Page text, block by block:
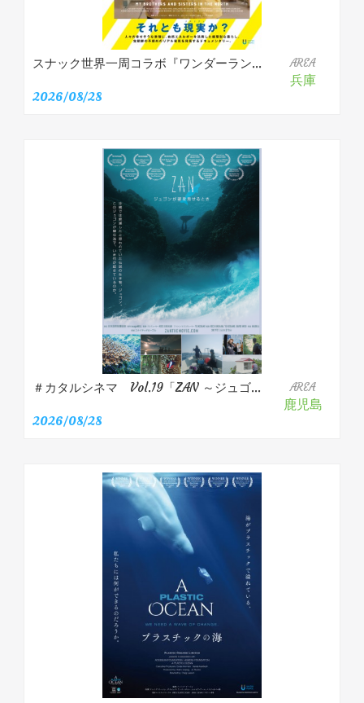
スナック世界一周コラボ『ワンダーラン... AREA
兵庫
2026/08/28
＃カタルシネマ Vol.19「ZAN ～ジュゴ... AREA
鹿児島
2026/08/28